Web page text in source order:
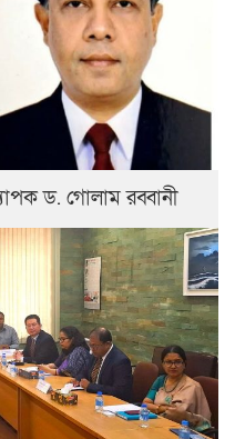
ড. গোলাম রব্বানী